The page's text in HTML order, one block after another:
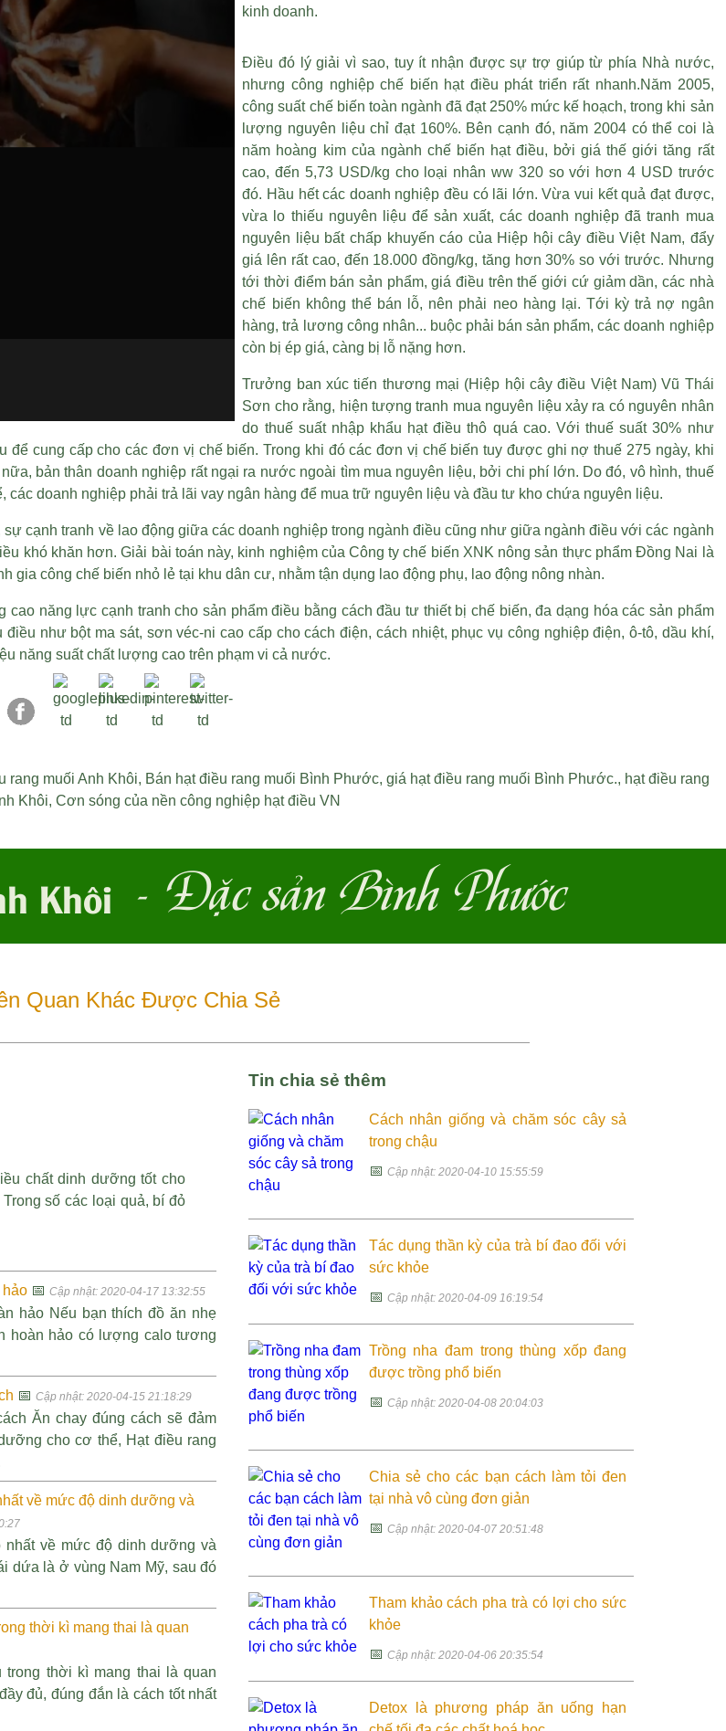
kinh doanh.
Điều đó lý giải vì sao, tuy ít nhận được sự trợ giúp từ phía Nhà nước,
nhưng công nghiệp chế biến hạt điều phát triển rất nhanh.Năm 2005,
công suất chế biến toàn ngành đã đạt 250% mức kế hoạch, trong khi sản
lượng nguyên liệu chỉ đạt 160%. Bên cạnh đó, năm 2004 có thể coi là
năm hoàng kim của ngành chế biến hạt điều, bởi giá thế giới tăng rất
cao, đến 5,73 USD/kg cho loại nhân ww 320 so với hơn 4 USD trước
đó. Hầu hết các doanh nghiệp đều có lãi lớn. Vừa vui kết quả đạt được,
vừa lo thiếu nguyên liệu để sản xuất, các doanh nghiệp đã tranh mua
nguyên liệu bất chấp khuyến cáo của Hiệp hội cây điều Việt Nam, đẩy
giá lên rất cao, đến 18.000 đồng/kg, tăng hơn 30% so với trước. Nhưng
tới thời điểm bán sản phẩm, giá điều trên thế giới cứ giảm dần, các nhà
chế biến không thể bán lỗ, nên phải neo hàng lại. Tới kỳ trả nợ ngân
hàng, trả lương công nhân... buộc phải bán sản phẩm, các doanh nghiệp
còn bị ép giá, càng bị lỗ nặng hơn.
Trưởng ban xúc tiến thương mại (Hiệp hội cây điều Việt Nam) Vũ Thái
Sơn cho rằng, hiện tượng tranh mua nguyên liệu xảy ra có nguyên nhân
do thuế suất nhập khẩu hạt điều thô quá cao. Với thuế suất 30% như
cung cấp cho các đơn vị chế biến. Trong khi đó các đơn vị chế biến tuy được ghi nợ thuế 275 ngày, khi
bản thân doanh nghiệp rất ngại ra nước ngoài tìm mua nguyên liệu, bởi chi phí lớn. Do đó, vô hình, thuế
doanh nghiệp phải trả lãi vay ngân hàng để mua trữ nguyên liệu và đầu tư kho chứa nguyên liệu.
cạnh tranh về lao động giữa các doanh nghiệp trong ngành điều cũng như giữa ngành điều với các ngành
khó khăn hơn. Giải bài toán này, kinh nghiệm của Công ty chế biến XNK nông sản thực phẩm Đồng Nai là
công chế biến nhỏ lẻ tại khu dân cư, nhằm tận dụng lao động phụ, lao động nông nhàn.
năng lực cạnh tranh cho sản phẩm điều bằng cách đầu tư thiết bị chế biến, đa dạng hóa các sản phẩm
như bột ma sát, sơn véc-ni cao cấp cho cách điện, cách nhiệt, phục vụ công nghiệp điện, ô-tô, dầu khí,
năng suất chất lượng cao trên phạm vi cả nước.
rang muối Anh Khôi, Bán hạt điều rang muối Bình Phước,giá hạt điều rang muối Bình Phước., hạt điều rang
Khôi,Cơn sóng của nền công nghiệp hạt điều VN
Khôi - Đặc sản Bình Phước
Quan Khác Được Chia Sẻ
chất dinh dưỡng tốt cho
số các loại quả, bí đỏ
hảo 📅Cập nhật: 2020-04-17 13:32:55
hảo Nếu bạn thích đồ ăn nhẹ
hoàn hảo có lượng calo tương
📅Cập nhật: 2020-04-15 21:18:29
Ăn chay đúng cách sẽ đảm
cho cơ thể, Hạt điều rang
về mức độ dinh dưỡng và
nhất về mức độ dinh dưỡng và
dứa là ở vùng Nam Mỹ, sau đó
thời kì mang thai là quan
thời kì mang thai là quan
đủ, đúng đắn là cách tốt nhất
Tin chia sẻ thêm
Cách nhân giống và chăm sóc cây sả
trong chậu
📅 Cập nhật: 2020-04-10 15:55:59
Tác dụng thần kỳ của trà bí đao đối với
sức khỏe
📅 Cập nhật: 2020-04-09 16:19:54
Trồng nha đam trong thùng xốp đang
được trồng phổ biến
📅 Cập nhật: 2020-04-08 20:04:03
Chia sẻ cho các bạn cách làm tỏi đen
tại nhà vô cùng đơn giản
📅 Cập nhật: 2020-04-07 20:51:48
Tham khảo cách pha trà có lợi cho sức
khỏe
📅 Cập nhật: 2020-04-06 20:35:54
Detox là phương pháp ăn uống hạn